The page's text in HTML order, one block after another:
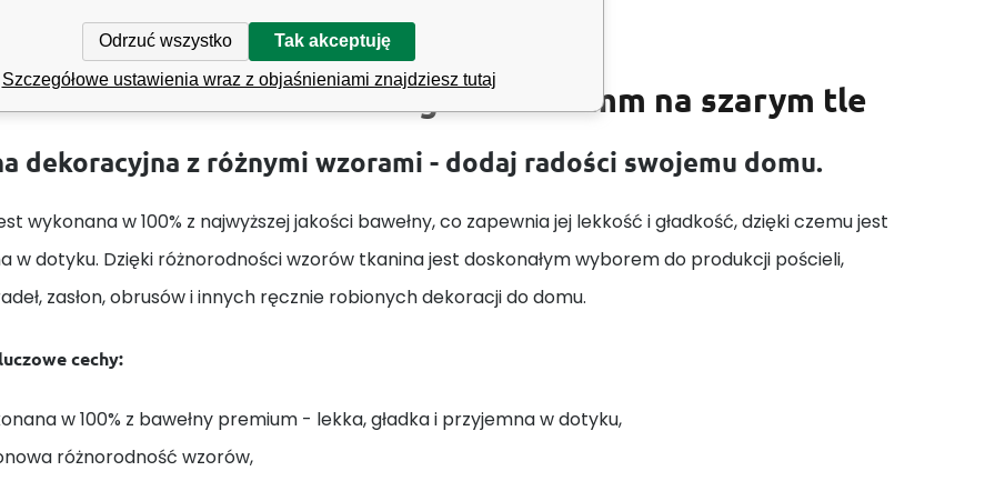
Tkanina bawełniana Białe groszki 22 mm na szarym tle
dekoracyjna z różnymi wzorami - dodaj radości swojemu domu.
wykonana w 100% z najwyższej jakości bawełny, co zapewnia jej lekkość i gładkość, dzięki czemu jest
w dotyku. Dzięki różnorodności wzorów tkanina jest doskonałym wyborem do produkcji pościeli,
zasłon, obrusów i innych ręcznie robionych dekoracji do domu.
cechy:
w 100% z bawełny premium - lekka, gładka i przyjemna w dotyku,
różnorodność wzorów,
Odrzuć wszystko Tak akceptuję
Szczegółowe ustawienia wraz z objaśnieniami znajdziesz tutaj